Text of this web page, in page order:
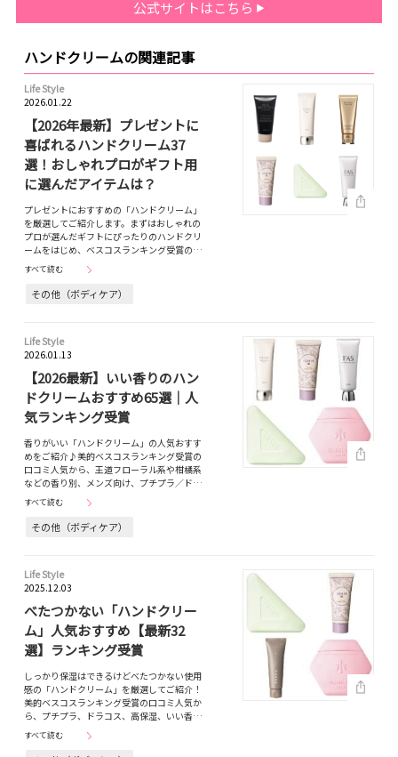
公式サイトはこちら
ハンドクリームの関連記事
Life Style
2026.01.22
【2026年最新】プレゼントに
喜ばれるハンドクリーム37
選！おしゃれプロがギフト用
に選んだアイテムは？
プレゼントにおすすめの「ハンドクリーム」
を厳選してご紹介します。まずはおしゃれの
プロが選んだギフトにぴったりのハンドクリ
ームをはじめ、ベスコスランキング受賞の…
すべて読む
その他（ボディケア）
Life Style
2026.01.13
【2026最新】いい香りのハン
ドクリームおすすめ65選｜人
気ランキング受賞
香りがいい「ハンドクリーム」の人気おすす
めをご紹介♪美的ベスコスランキング受賞の
口コミ人気から、王道フローラル系や柑橘系
などの香り別、メンズ向け、プチプラ／ド…
すべて読む
その他（ボディケア）
Life Style
2025.12.03
べたつかない「ハンドクリー
ム」人気おすすめ【最新32
選】ランキング受賞
しっかり保湿はできるけどべたつかない使用
感の「ハンドクリーム」を厳選してご紹介！
美的ベスコスランキング受賞の口コミ人気か
ら、プチプラ、ドラコス、高保湿、いい香…
すべて読む